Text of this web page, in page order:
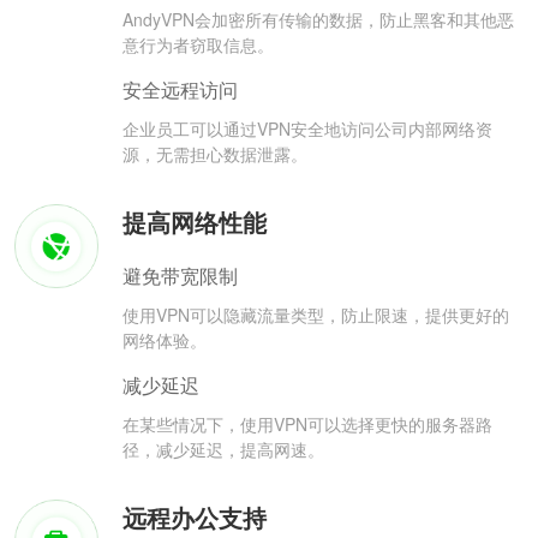
AndyVPN会加密所有传输的数据，防止黑客和其他恶
意行为者窃取信息。
安全远程访问
企业员工可以通过VPN安全地访问公司内部网络资
源，无需担心数据泄露。
提高网络性能
避免带宽限制
使用VPN可以隐藏流量类型，防止限速，提供更好的
网络体验。
减少延迟
在某些情况下，使用VPN可以选择更快的服务器路
径，减少延迟，提高网速。
远程办公支持